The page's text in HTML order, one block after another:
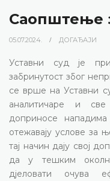
Саопштење
05.07.2024. ДОГАЂАЈИ
Уставни суд је
забринутост због
се врше на Уставни
аналитичаре и све
доприносе
отежавају услове за
тај начин дају свој
да у тешким
дјеловати очува